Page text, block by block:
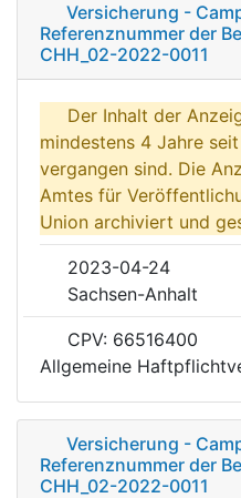
Versicherung -
Referenznummer der
CHH_02-2022-0011
Der Inhalt der
mindestens 4 Jahre
vergangen sind. Die
Amtes für
Union archiviert und
2023-04-24
Sachsen-Anhalt
CPV: 66516400
Allgemeine
Versicherung -
Referenznummer der
CHH_02-2022-0011